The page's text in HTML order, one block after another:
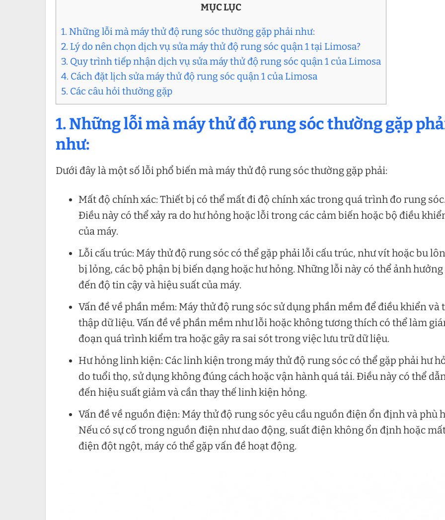
MỤC LỤC
1. Những lỗi mà máy thử độ rung sóc thường gặp phải như:
2. Lý do nên chọn dịch vụ sửa máy thử độ rung sóc quận 1 tại Limosa?
3. Quy trình tiếp nhận dịch vụ sửa máy thử độ rung sóc quận 1 của Limosa
4. Cách đặt lịch sửa máy thử độ rung sóc quận 1 của Limosa
5. Các câu hỏi thường gặp
1. Những lỗi mà máy thử độ rung sóc thường gặp
như:
Dưới đây là một số lỗi phổ biến mà máy thử độ rung sóc thường gặp phải:
Mất độ chính xác: Thiết bị có thể mất đi độ chính xác trong quá trình đo rung
Điều này có thể xảy ra do hư hỏng hoặc lỗi trong các cảm biến hoặc bộ điều
của máy.
Lỗi cấu trúc: Máy thử độ rung sóc có thể gặp phải lỗi cấu trúc, như vít hoặc bu
bị lỏng, các bộ phận bị biến dạng hoặc hư hỏng. Những lỗi này có thể ảnh hưởng
đến độ tin cậy và hiệu suất của máy.
Vấn đề về phần mềm: Máy thử độ rung sóc sử dụng phần mềm để điều khiển và
thập dữ liệu. Vấn đề về phần mềm như lỗi hoặc không tương thích có thể làm
đoạn quá trình kiểm tra hoặc gây ra sai sót trong việc lưu trữ dữ liệu.
Hư hỏng linh kiện: Các linh kiện trong máy thử độ rung sóc có thể gặp phải hư
do tuổi thọ, sử dụng không đúng cách hoặc vận hành quá tải. Điều này có thể
đến hiệu suất giảm và cần thay thế linh kiện hỏng.
Vấn đề về nguồn điện: Máy thử độ rung sóc yêu cầu nguồn điện ổn định và phù
Nếu có sự cố trong nguồn điện như dao động, suất điện không ổn định hoặc
điện đột ngột, máy có thể gặp vấn đề hoạt động.